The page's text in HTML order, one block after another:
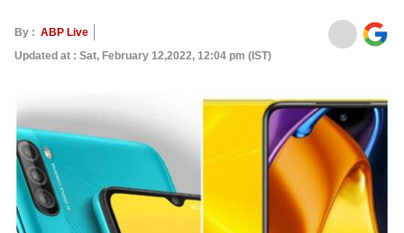
By : ABP Live
Updated at : Sat, February 12,2022, 12:04 pm (IST)